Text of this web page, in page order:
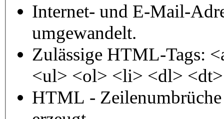
Internet- und E-Mail-
umgewandelt.
Zulässige HTML-Tags:
<ul> <ol> <li> <dl>
HTML - Zeilenumbrüche